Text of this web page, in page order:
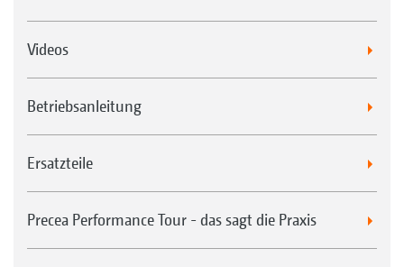
Videos
Betriebsanleitung
Ersatzteile
Precea Performance Tour - das sagt die Praxis